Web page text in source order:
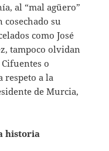
al “mal agüero”
cosechado su
como José
tampoco olvidan
o
respeto a la
de Murcia,
historia